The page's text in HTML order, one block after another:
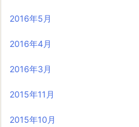
2016年5月
2016年4月
2016年3月
2015年11月
2015年10月